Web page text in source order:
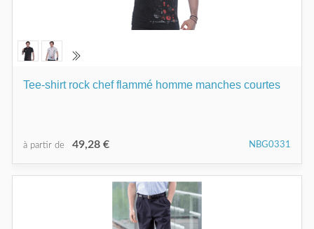
Tee-shirt rock chef flammé homme manches courtes
à partir de 49,28 € NBG0331